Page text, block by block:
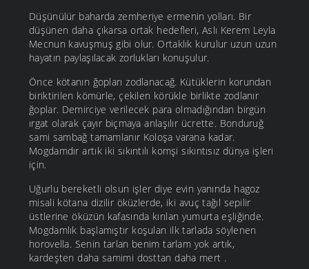
Düşünülür baharda zemheriye ermenin yolları. Bir
düşünen daha çıkarsa ortak hedefleri, Aslı Kerem Leyla
Mecnun kavuşmuş gibi olur. Ortaklık kurulur uzun uzun
hayatın paylaşılacak zorlukları konuşulur.
Önce kötanın ğopları zodlanacağ. Kütüklerin korundan
biriktirilen kömürle, çekilen körükle birlikte zodlanır
ğoplar. Demirciye verilecek para olmadığından birgün
ırgat olarak çayır biçmaya anlaşılır ücrette. Bonduruğ
sami sambağ tamamlanır Koloşa varana kadar.
Mogdamdır artık iki sıkıntılı komşi sıkıntısız dünya işleri
için.
Uğurlu bereketli olsun işler diye evin yanında hagoz
misali kötana dizilir öküzlerde, iki avuç tağıl sepilir
üstlerine öküzün kafasında kırılan yumurta eşliğinde.
Mogdamlık başlamıştır koşulan ilk tarlada söylenen
horovella. Senin tarlan benim tarlam yok artık,
kardeşten daha samimi dosttan daha mert .